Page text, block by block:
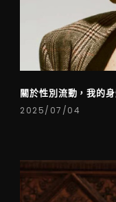
關於性別流動，我的
2025/07/04